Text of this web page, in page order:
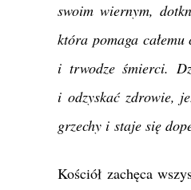
swoim wiernym,
która pomaga
i trwodze śmierci.
i odzyskać zdrowie,
grzechy i staje się
Kościół zachęca